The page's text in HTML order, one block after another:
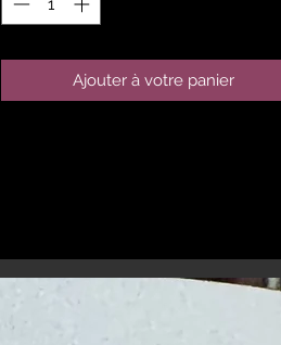
Ajouter à votre panier